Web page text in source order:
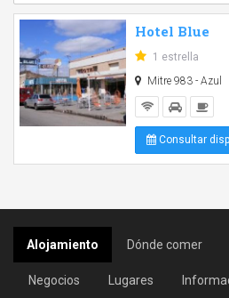
Hotel Blue
1 estrella
Mitre 983 - Azul
Consultar
Alojamiento Dónde comer
Negocios Lugares